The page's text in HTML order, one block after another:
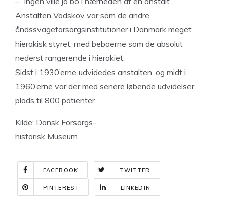
Anstalten Vodskov var som de andre
åndssvageforsorgsinstitutioner i Danmark meget
hierakisk styret, med beboerne som de absolut
nederst rangerende i hierakiet.
Sidst i 1930’erne udvidedes anstalten, og midt i
1960’erne var der med senere løbende udvidelser
plads til 800 patienter.
Kilde: Dansk Forsorgs-
historisk Museum
FACEBOOK TWITTER
PINTEREST LINKEDIN